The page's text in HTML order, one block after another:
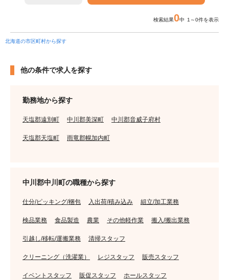
検索結果0中 1～0件を表示
北海道の市区町村から探す
他の条件で求人を探す
勤務地から探す
天塩郡遠別町 中川郡美深町 中川郡音威子府村
天塩郡天塩町 雨竜郡幌加内町
中川郡中川町の職種から探す
仕分/ピッキング/梱包 入出荷/積み込み 組立/加工業務
検品業務 食品製造 農業 その他軽作業 搬入/搬出業務
引越し/移転/運搬業務 清掃スタッフ
クリーニング（洗濯業） レジスタッフ 販売スタッフ
イベントスタッフ 販促スタッフ ホールスタッフ